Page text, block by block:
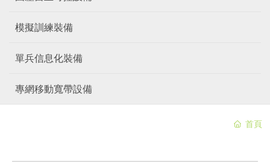
模擬訓練裝備
單兵信息化裝備
專網移動寬帶設備
首頁